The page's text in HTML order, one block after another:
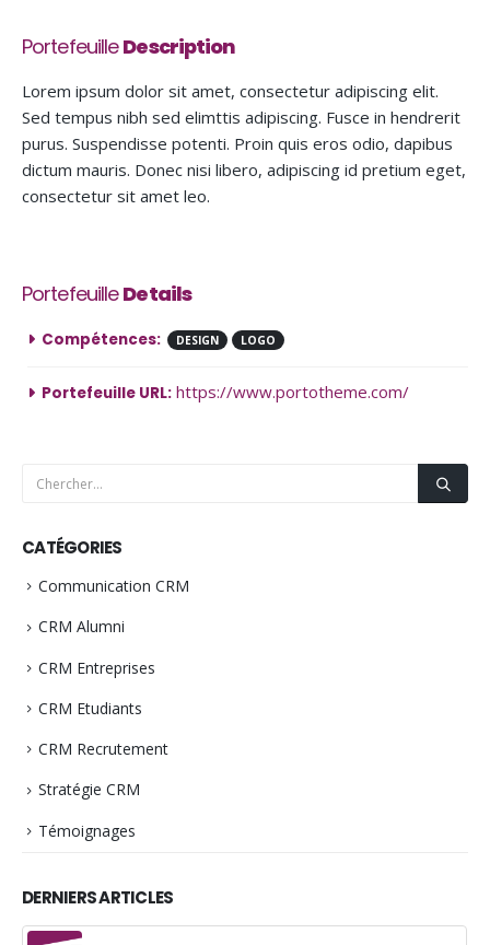
PortefeuilleDescription
Lorem ipsum dolor sit amet, consectetur adipiscing elit.
Sed tempus nibh sed elimttis adipiscing. Fusce in hendrerit
purus. Suspendisse potenti. Proin quis eros odio, dapibus
dictum mauris. Donec nisi libero, adipiscing id pretium eget,
consectetur sit amet leo.
PortefeuilleDetails
Compétences: DESIGN LOGO
Portefeuille URL: https://www.portotheme.com/
CATÉGORIES
Communication CRM
CRM Alumni
CRM Entreprises
CRM Etudiants
CRM Recrutement
Stratégie CRM
Témoignages
DERNIERS ARTICLES